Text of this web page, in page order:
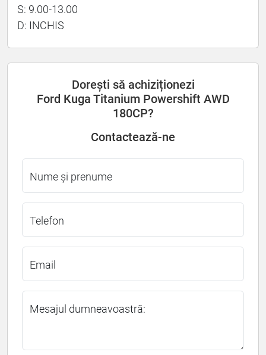
S: 9.00-13.00
D: INCHIS
Dorești să achiziționezi
Ford Kuga Titanium Powershift AWD
180CP?
Contactează-ne
Nume și prenume
Telefon
Email
Mesajul dumneavoastră: